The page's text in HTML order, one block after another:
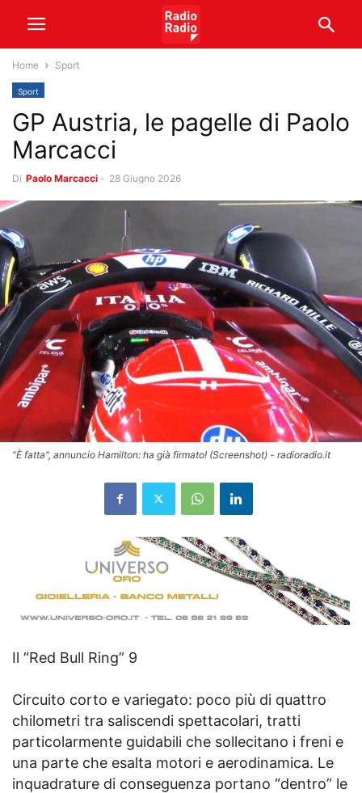
Home Sport
Sport
GP Austria, le pagelle di Paolo
Marcacci
Di Paolo Marcacci - 28 Giugno 2026
"È fatta", annuncio Hamilton: ha già firmato! (Screenshot) - radioradio.it
Il “Red Bull Ring” 9
Circuito corto e variegato: poco più di quattro
chilometri tra saliscendi spettacolari, tratti
particolarmente guidabili che sollecitano i freni e
una parte che esalta motori e aerodinamica. Le
inquadrature di conseguenza portano “dentro” le